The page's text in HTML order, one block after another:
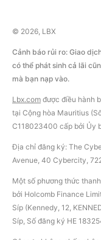
© 2026, LBX
Cảnh báo rủi ro: Giao
có thể phát sinh cả lãi
mà bạn nạp vào.
Lbx.com được điều hành
tại Cộng hòa Mauritius
С118023400 cấp bởi Ủy
Địa chỉ đăng ký: The
Avenue, 40 Cybercity,
Một số phương thức
bởi Holcomb Finance
Síp (Kennedy, 12,
Síp, Số đăng ký HE